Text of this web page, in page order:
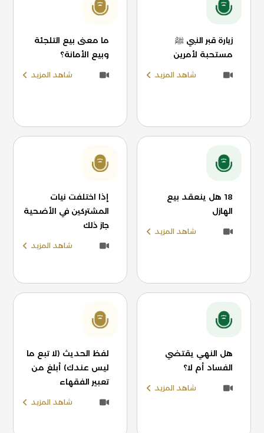
زيارة قبر النبي ﷺ
مستحبة لأمرين
شاهد المزيد
ما معنى بيع التلجئة
وبيع الأمانة؟
شاهد المزيد
18 هل ينعقد بيع
الهازل
شاهد المزيد
إذا اختلفت نيات
المشتركين في الأضحية
جاز ذلك
شاهد المزيد
هل النهي يقتضي
الفساد أم لا؟
شاهد المزيد
لفظ الحديث (لا تبع ما
ليس عندك) أبلغ من
تعبير الفقهاء
شاهد المزيد